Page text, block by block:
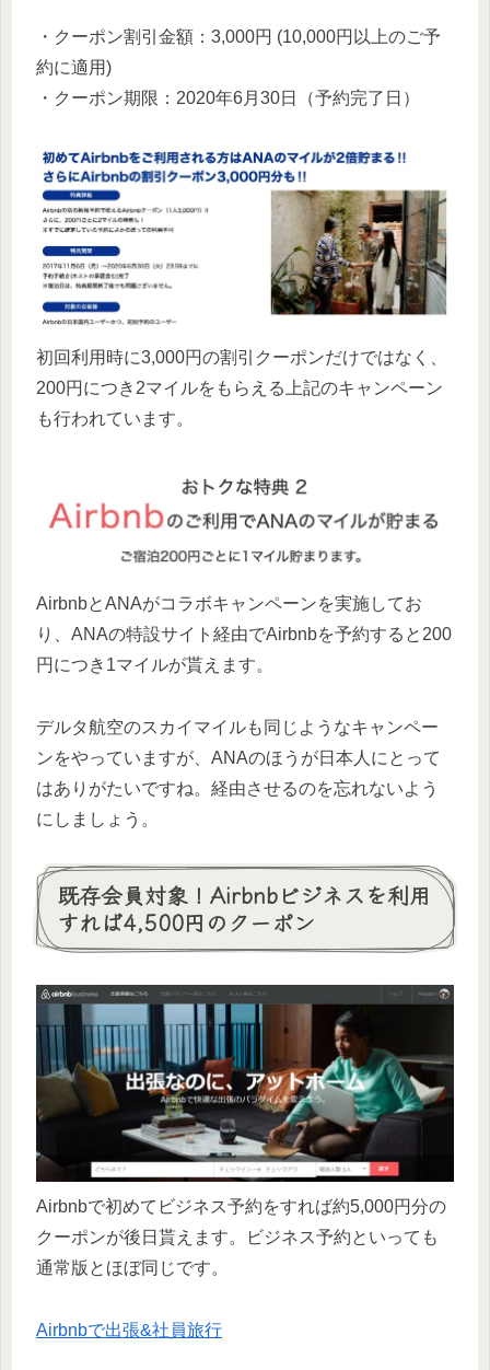
・クーポン割引金額：3,000円 (10,000円以上のご予
約に適用)
・クーポン期限：2020年6月30日（予約完了日）
初回利用時に3,000円の割引クーポンだけではなく、
200円につき2マイルをもらえる上記のキャンペーン
も行われています。
AirbnbとANAがコラボキャンペーンを実施してお
り、ANAの特設サイト経由でAirbnbを予約すると200
円につき1マイルが貰えます。
デルタ航空のスカイマイルも同じようなキャンペー
ンをやっていますが、ANAのほうが日本人にとって
はありがたいですね。経由させるのを忘れないよう
にしましょう。
既存会員対象！Airbnbビジネスを利用
すれば4,500円のクーポン
Airbnbで初めてビジネス予約をすれば約5,000円分の
クーポンが後日貰えます。ビジネス予約といっても
通常版とほぼ同じです。
Airbnbで出張&社員旅行